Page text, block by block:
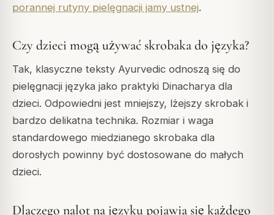
porannej rutyny pielęgnacji jamy ustnej.
Czy dzieci mogą używać skrobaka do języka?
Tak, klasyczne teksty Ayurvedic odnoszą się do
pielęgnacji języka jako praktyki Dinacharya dla
dzieci. Odpowiedni jest mniejszy, lżejszy skrobak i
bardzo delikatna technika. Rozmiar i waga
standardowego miedzianego skrobaka dla
dorosłych powinny być dostosowane do małych
dzieci.
Dlaczego nalot na języku pojawia się każdego